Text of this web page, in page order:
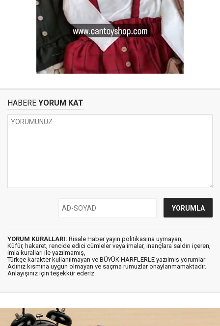
HABERE YORUM KAT
YORUM KURALLARI: Risale Haber yayın politikasına uymayan;
Küfür, hakaret, rencide edici cümleler veya imalar, inançlara saldırı içeren,
imla kuralları ile yazılmamış,
Türkçe karakter kullanılmayan ve BÜYÜK HARFLERLE yazılmış yorumlar
Adınız kısmına uygun olmayan ve saçma rumuzlar onaylanmamaktadır.
Anlayışınız için teşekkür ederiz.